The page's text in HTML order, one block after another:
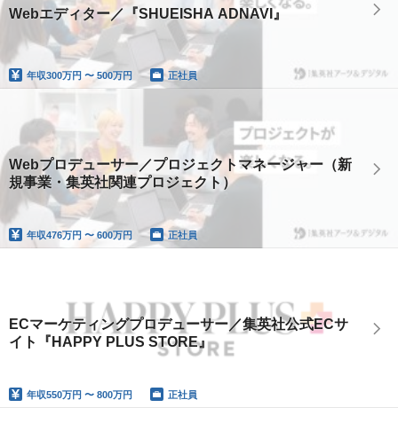
Webエディター／『SHUEISHA ADNAVI』
年収300万円 〜 500万円 正社員
Webプロデューサー／プロジェクトマネージャー（新
規事業・集英社関連プロジェクト）
年収476万円 〜 600万円 正社員
ECマーケティングプロデューサー／集英社公式ECサ
イト『HAPPY PLUS STORE』
年収550万円 〜 800万円 正社員